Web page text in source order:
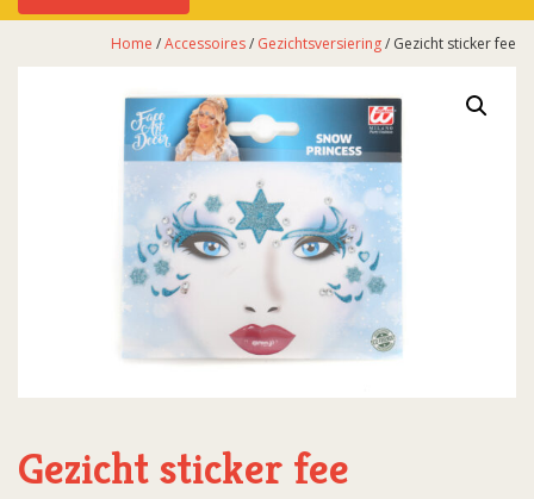
Home /Accessoires/ Gezichtsversiering/ Gezicht sticker fee
Gezicht sticker fee